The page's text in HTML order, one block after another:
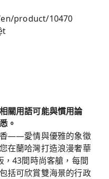
product/10470
關用語可能與慣用論
。
——愛情與優雅的象徵
在蘭哈灣打造浪漫奢華
，43間時尚客艙，每間
括可欣賞雙海景的行政